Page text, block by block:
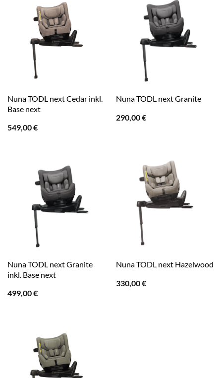
Nuna TODL next Cedar inkl.
Base next
549,00€
Nuna TODL next Granite
290,00€
Nuna TODL next Granite
inkl. Base next
499,00€
Nuna TODL next Hazelwood
330,00€